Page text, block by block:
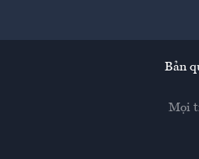
Bản
Mọi